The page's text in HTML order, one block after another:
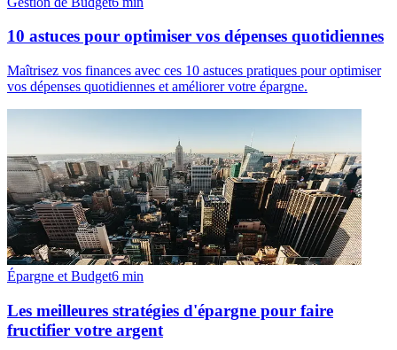
10 astuces pour optimiser vos dépenses quotidiennes
Maîtrisez vos finances avec ces 10 astuces pratiques pour optimiser
vos dépenses quotidiennes et améliorer votre épargne.
Épargne et Budget6 min
Les meilleures stratégies d'épargne pour faire
fructifier votre argent